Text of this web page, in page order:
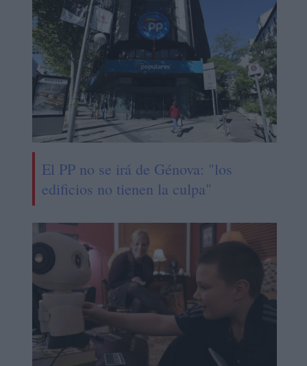
El PP no se irá de Génova: "los
edificios no tienen la culpa"